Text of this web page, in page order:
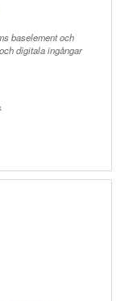
baselement och
digitala ingångar